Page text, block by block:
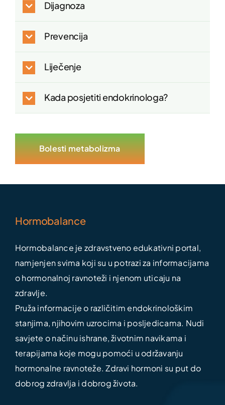
Dijagnoza
Prevencija
Liječenje
Kada posjetiti endokrinologa?
Bolesti metabolizma
Hormobalance
Hormobalance je zdravstveno edukativni portal,
namjenjen svima koji su u potrazi za informacijama
o hormonalnoj ravnoteži i njenom uticaju na
zdravlje.
Pruža informacije o različitim endokrinološkim
stanjima, njihovim uzrocima i posljedicama. Nudi
savjete o načinu ishrane, životnim navikama i
terapijama koje mogu pomoći u održavanju
hormonalne ravnoteže. Zdravi hormoni su put do
dobrog zdravlja i dobrog života.